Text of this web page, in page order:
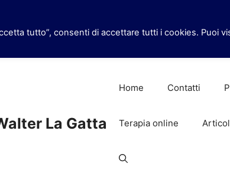
La Gatta
Home Contatti
Terapia online
tutto”, consenti di accettare tutti i cookies. Puoi